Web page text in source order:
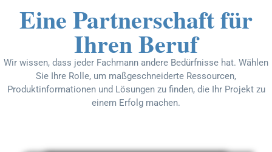
Eine Partnerschaft für
Ihren Beruf
Wir wissen, dass jeder Fachmann andere Bedürfnisse hat. Wählen
Sie Ihre Rolle, um maßgeschneiderte Ressourcen,
Produktinformationen und Lösungen zu finden, die Ihr Projekt zu
einem Erfolg machen.